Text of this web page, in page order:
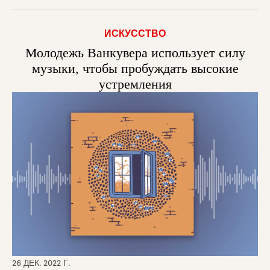
ИСКУССТВО
Молодежь Ванкувера использует силу
музыки, чтобы пробуждать высокие
устремления
26 ДЕК. 2022 Г.